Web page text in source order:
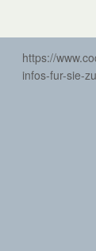
https://
infos-fur-sie-